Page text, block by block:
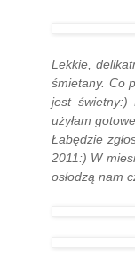
Lekkie,
śmietany. Co
jest świetny:)
użyłam
Łabędzie
2011:) W
osłodzą nam